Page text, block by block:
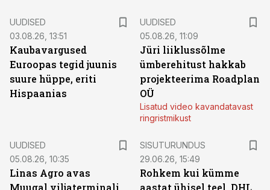
UUDISED
03.08.26, 13:51
Kaubavargused
Euroopas tegid juunis
suure hüppe, eriti
Hispaanias
UUDISED
05.08.26, 11:09
Jüri liiklussõlme
ümberehitust hakkab
projekteerima Roadplan
OÜ
Lisatud video kavandatavast
ringristmikust
UUDISED
05.08.26, 10:35
Linas Agro avas
Muugal viljaterminali
SISUTURUNDUS
29.06.26, 15:49
Rohkem kui kümme
aastat ühisel teel. DHL